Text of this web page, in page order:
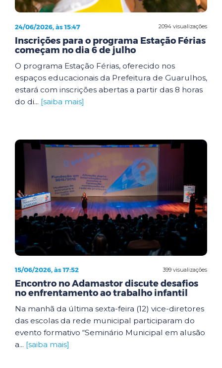
2094 visualizações
24/06/2026, às 15:47
Inscrições para o programa Estação Férias
começam no dia 6 de julho
O programa Estação Férias, oferecido nos
espaços educacionais da Prefeitura de Guarulhos,
estará com inscrições abertas a partir das 8 horas
do di... [saiba mais]
399 visualizações
15/06/2026, às 17:52
Encontro no Adamastor discute desafios
no enfrentamento ao trabalho infantil
Na manhã da última sexta-feira (12) vice-diretores
das escolas da rede municipal participaram do
evento formativo “Seminário Municipal em alusão
a... [saiba mais]